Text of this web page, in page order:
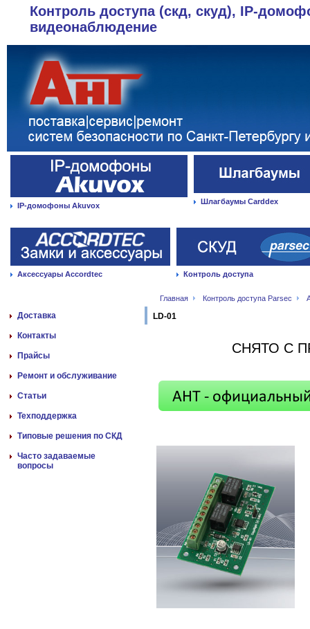
Контроль доступа (скд, скуд), IP-
видеонаблюдение
IP-домофоны Akuvox Шлагбаумы Carddex
Аксессуары Accordtec Контроль доступа
Главная Контроль доступа Parsec
Доставка
Контакты
Прайсы
Ремонт и обслуживание
Статьи
Техподдержка
Типовые решения по СКД
Часто задаваемые
вопросы
LD-01
СНЯТО С